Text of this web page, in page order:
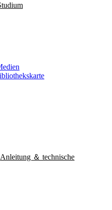
Anleitung ＆ technische